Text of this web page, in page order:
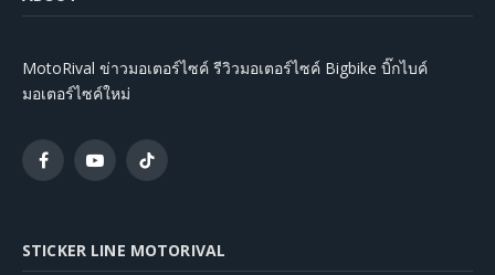
MotoRival ข่าวมอเตอร์ไซค์ รีวิวมอเตอร์ไซค์ Bigbike บิ๊กไบค์
มอเตอร์ไซค์ใหม่
FacebookYouTubeTikTok
STICKER LINE MOTORIVAL